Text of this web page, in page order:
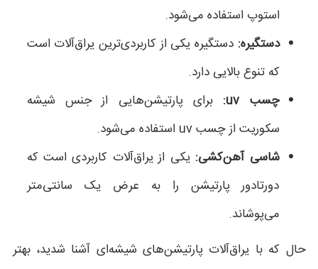
استوپ استفاده می‌شود.
دستگیره: دستگیره یکی از کاربردی‌ترین یراق‌آلات است
که تنوع بالایی دارد.
چسب uv:
برای پارتیشن‌هایی از جنس شیشه
سکوریت از چسب uv استفاده می‌شود.
شاسی آهن‌کشی: یکی از یراق‌آلات کاربردی است که
دورتادور پارتیشن را به عرض یک سانتی‌‎متر
می‌پوشاند.
حال که با یراق‌آلات پارتیشن‌های شیشه‌ای آشنا شدید، بهتر